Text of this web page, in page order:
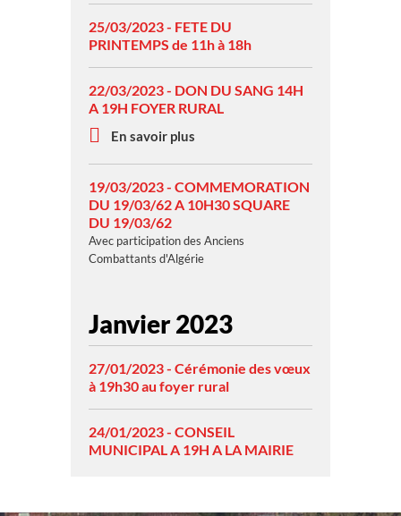
25/03/2023 - FETE DU
PRINTEMPS de 11h à 18h
22/03/2023 - DON DU SANG 14H
A 19H FOYER RURAL
En savoir plus
19/03/2023 - COMMEMORATION
DU 19/03/62 A 10H30 SQUARE
DU 19/03/62
Avec participation des Anciens
Combattants d'Algérie
Janvier 2023
27/01/2023 - Cérémonie des vœux
à 19h30 au foyer rural
24/01/2023 - CONSEIL
MUNICIPAL A 19H A LA MAIRIE